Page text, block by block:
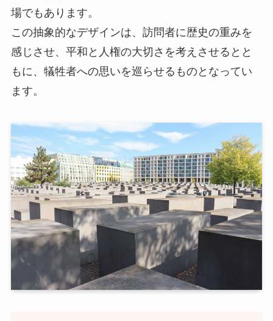
場でもあります。
この抽象的なデザインは、訪問者に歴史の重みを
感じさせ、平和と人権の大切さを考えさせるとと
もに、犠牲者への思いを巡らせるものとなってい
ます。